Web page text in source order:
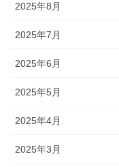
2025年8月
2025年7月
2025年6月
2025年5月
2025年4月
2025年3月